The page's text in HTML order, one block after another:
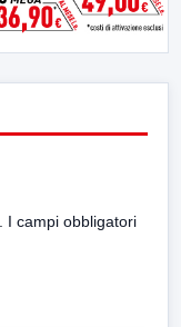
I campi obbligatori